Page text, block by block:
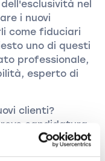
nel
i nuovi
come fiduciari
uno di questi
professionale,
esperto di
clienti?
candidatura